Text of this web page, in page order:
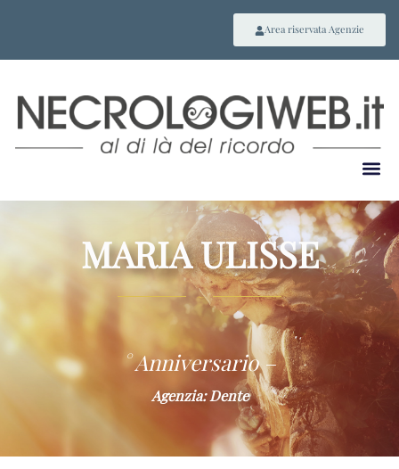
Area riservata Agenzie
MARIA ULISSE
~
° Anniversario –
Agenzia: Dente